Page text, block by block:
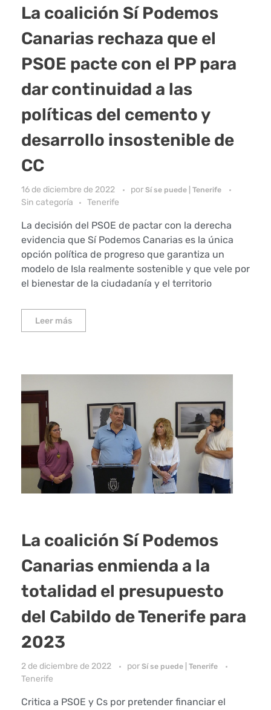
La coalición Sí Podemos
Canarias rechaza que el
PSOE pacte con el PP para
dar continuidad a las
políticas del cemento y
desarrollo insostenible de
CC
16 de diciembre de 2022 por Sí se puede | Tenerife
Sin categoría Tenerife
La decisión del PSOE de pactar con la derecha
evidencia que Sí Podemos Canarias es la única
opción política de progreso que garantiza un
modelo de Isla realmente sostenible y que vele por
el bienestar de la ciudadanía y el territorio
Leer más
La coalición Sí Podemos
Canarias enmienda a la
totalidad el presupuesto
del Cabildo de Tenerife para
2023
2 de diciembre de 2022 por Sí se puede | Tenerife
Tenerife
Critica a PSOE y Cs por pretender financiar el